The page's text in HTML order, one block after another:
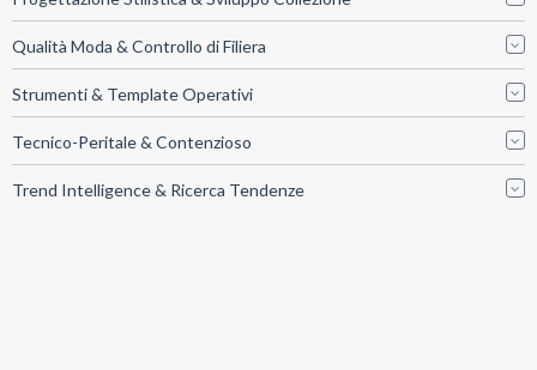
Qualità Moda & Controllo di Filiera
Strumenti & Template Operativi
Tecnico-Peritale & Contenzioso
Trend Intelligence & Ricerca Tendenze